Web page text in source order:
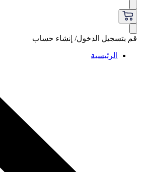
قم بتسجيل الدخول/ إنشاء حساب
الرئيسية